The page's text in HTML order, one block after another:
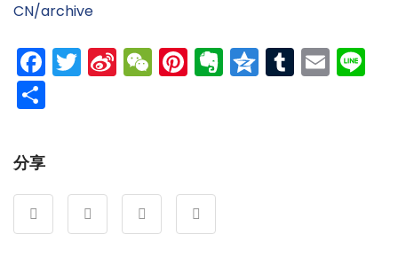
CN/archive
Facebook
Twitter
Sina
Weibo
WeChat
Pinterest
Evernote
Qzone
Tumblr
分享